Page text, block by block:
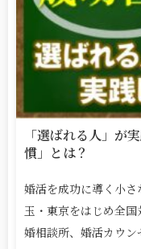
「選ばれる人」が
慣」とは？
婚活を成功に導く小
玉・東京をはじめ全
婚相談所、婚活カウ